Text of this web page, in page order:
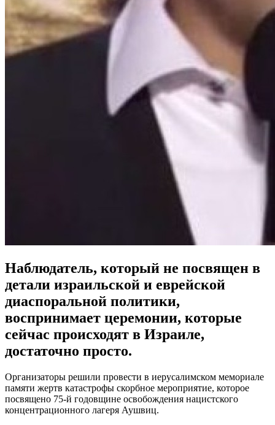
Наблюдатель, который не посвящен в
детали израильской и еврейской
диаспоральной политики,
воспринимает церемонии, которые
сейчас происходят в Израиле,
достаточно просто.
Организаторы решили провести в иерусалимском мемориале
памяти жертв катастрофы скорбное мероприятие, которое
посвящено 75-й годовщине освобождения нацистского
концентрационного лагеря Аушвиц.